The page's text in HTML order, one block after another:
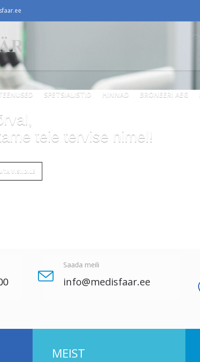
SPETSIALISTID HINNAD BRONEERI AEG
Saada meili
info@medisfaar.ee
MEIST